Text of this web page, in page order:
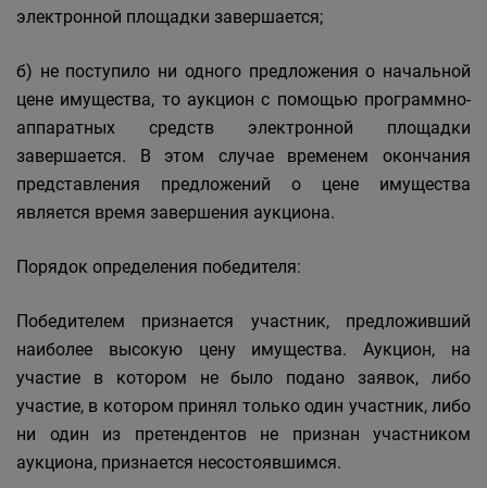
электронной площадки завершается;
б) не поступило ни одного предложения о начальной
цене имущества, то аукцион с помощью программно-
аппаратных средств электронной площадки
завершается. В этом случае временем окончания
представления предложений о цене имущества
является время завершения аукциона.
Порядок определения победителя:
Победителем признается участник, предложивший
наиболее высокую цену имущества. Аукцион, на
участие в котором не было подано заявок, либо
участие, в котором принял только один участник, либо
ни один из претендентов не признан участником
аукциона, признается несостоявшимся.